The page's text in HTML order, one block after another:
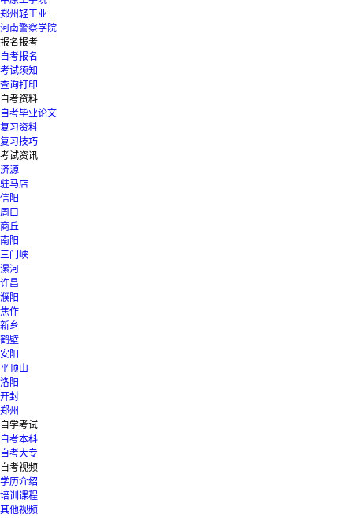
郑州轻工业...
河南警察学院
报名报考
自考报名
考试须知
查询打印
自考资料
自考毕业论文
复习资料
复习技巧
考试资讯
济源
驻马店
信阳
周口
商丘
南阳
三门峡
漯河
许昌
濮阳
焦作
新乡
鹤壁
安阳
平顶山
洛阳
开封
郑州
自学考试
自考本科
自考大专
自考视频
学历介绍
培训课程
其他视频